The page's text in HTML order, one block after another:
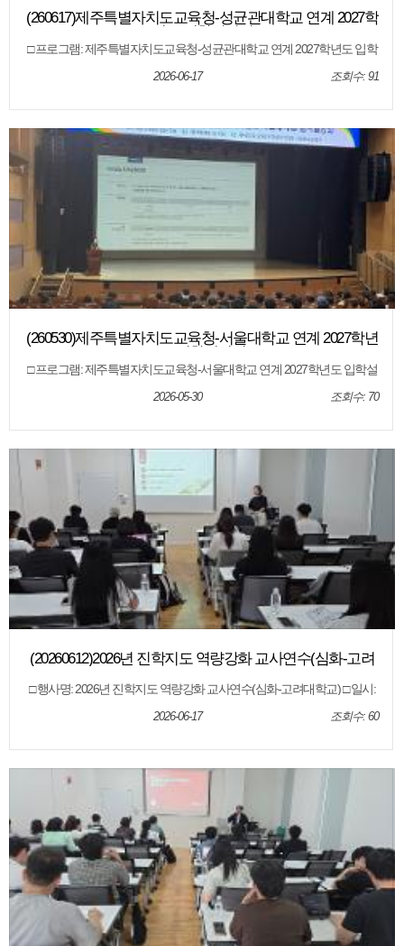
(260617)제주특별자치도교육청-성균관대학교 연계 2027학
년도 입학설명회
□ 프로그램: 제주특별자치도교육청-성균관대학교 연계 2027학년도 입학
도교육청 본관 4층 대회의 □ 운영대상: 제주도내 성균관대학교 진학에 관
심있는 고등학생, 학부모, 교사 □ 운영내용: 성균관대학교 2027학년도 입
2026-06-17 조회수: 91
(260530)제주특별자치도교육청-서울대학교 연계 2027학년
도 입학설명회
□ 프로그램: 제주특별자치도교육청-서울대학교 연계 2027학년도 입학설
1층 대극장 □ 운영대상: 제주도내 서울대학교 진학에 관심있는 고등학생,
학부모, 교사 □ 운영내용: 서울대학교 2027학년도 입학전형 및 학생부종
2026-05-30 조회수: 70
(20260612)2026년 진학지도 역량강화 교사연수(심화-고려
□ 행사명: 2026년 진학지도 역량강화 교사연수(심화-고려대학교) □ 일시:
도내 고등학교 교사 □ 내용: 대학별 입학전형 안내, 전형결과 분석, 질의 응
2026-06-17 조회수: 60